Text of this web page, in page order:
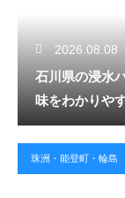
2026.08.08
石川県の浸水
味をわかりや
珠洲・能登町・輪島